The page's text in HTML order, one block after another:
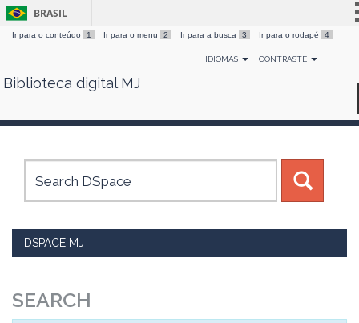
Skip
BRASIL
Simplifique!
Comunica BR
Canais
Ir para o conteúdo 1 Ir para o menu 2 Ir para a busca 3 Ir para o rodapé 4
IDIOMAS CONTRASTE
Biblioteca digital MJ
DSPACE MJ
SEARCH